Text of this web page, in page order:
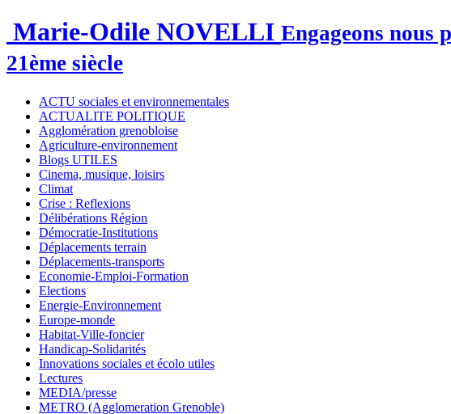
Marie-Odile NOVELLI Engageons nous
21ème siècle
ACTU sociales et environnementales
ACTUALITE POLITIQUE
Agglomération grenobloise
Agriculture-environnement
Blogs UTILES
Cinema, musique, loisirs
Climat
Crise : Reflexions
Délibérations Région
Démocratie-Institutions
Déplacements terrain
Déplacements-transports
Economie-Emploi-Formation
Elections
Energie-Environnement
Europe-monde
Habitat-Ville-foncier
Handicap-Solidarités
Innovations sociales et écolo utiles
Lectures
MEDIA/presse
METRO (Agglomeration Grenoble)